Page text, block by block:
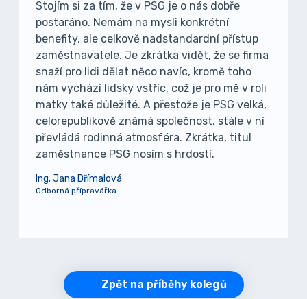
Stojím si za tím, že v PSG je o nás dobře
postaráno. Nemám na mysli konkrétní
benefity, ale celkově nadstandardní přístup
zaměstnavatele. Je zkrátka vidět, že se firma
snaží pro lidi dělat něco navíc, kromě toho
nám vychází lidsky vstříc, což je pro mě v roli
matky také důležité. A přestože je PSG velká,
celorepublikově známá společnost, stále v ní
převládá rodinná atmosféra. Zkrátka, titul
zaměstnance PSG nosím s hrdostí.
Ing. Jana Dřímalová
Odborná přípravářka
Zpět na příběhy kolegů